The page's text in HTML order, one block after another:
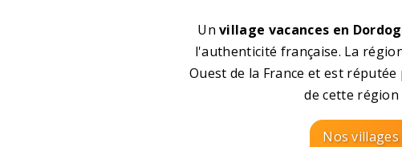
Unvillage vacances en
l'authenticité française. La
Ouest de la France et est
de cette
Nos